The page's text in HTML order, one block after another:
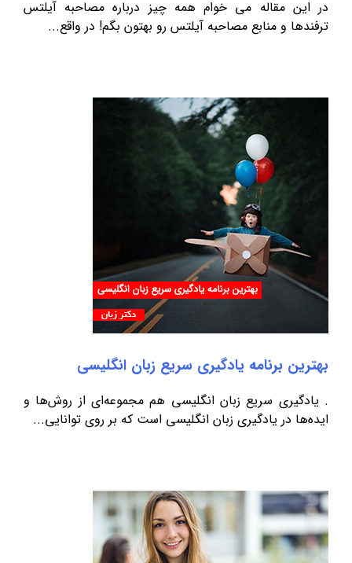
در این مقاله می خوام همه چیز درباره مصاحبه آیلتس
ترفندها و منابع مصاحبه آیلتس رو بهتون بگم! در واقع...
بهترین برنامه یادگیری سریع زبان انگلیسی
. یادگیری سریع زبان انگلیسی هم مجموعه‌ای از روش‌ها و
ایده‌ها در یادگیری زبان انگلیسی است که بر روی توانایی...